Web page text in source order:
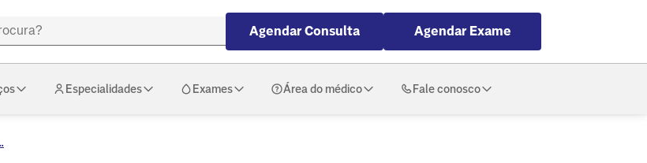
Agendar Consulta Agendar Exame
Especialidades Exames Área do médico Fale conosco